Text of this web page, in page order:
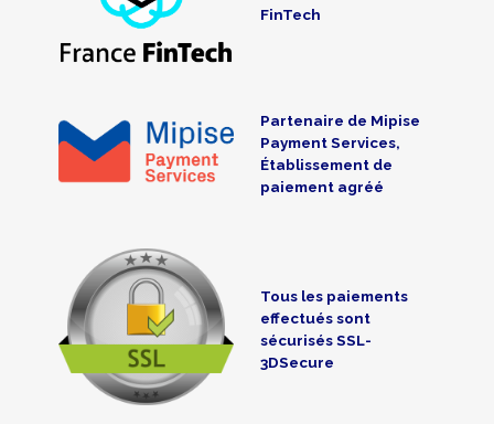
FinTech
Partenaire de Mipise
Payment Services,
Établissement de
paiement agréé
Tous les paiements
effectués sont
sécurisés SSL-
3DSecure